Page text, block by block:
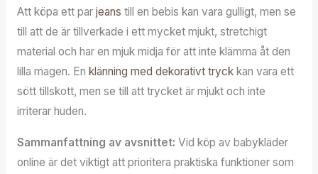
Att köpa ett par jeans till en bebis kan vara gulligt, men se
till att de är tillverkade i ett mycket mjukt, stretchigt
material och har en mjuk midja för att inte klämma åt den
lilla magen. En klänning med dekorativt tryckkan vara ett
sött tillskott, men se till att trycket är mjukt och inte
irriterar huden.
Sammanfattning av avsnittet: Vid köp av babykläder
online är det viktigt att prioritera praktiska funktioner som